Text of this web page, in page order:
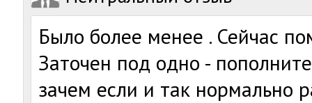
Было более менее . Сейчас
Заточен под одно -
зачем если и так нормально